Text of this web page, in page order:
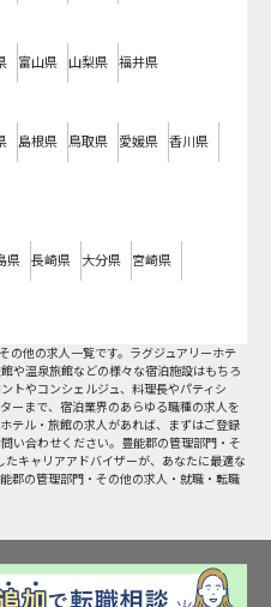
富山県 山梨県 福井県
島根県 鳥取県 愛媛県 香川県
県 長崎県 大分県 宮崎県
の他の求人一覧です。ラグジュアリーホテ
や温泉旅館などの様々な宿泊施設はもちろ
トやコンシェルジュ、料理長やパティシ
ーまで、宿泊業界のあらゆる職種の求人を
テル・旅館の求人があれば、まずはご登録
い合わせください。豊能郡の管理部門・そ
キャリアアドバイザーが、あなたに最適な
郡の管理部門・その他の求人・就職・転職